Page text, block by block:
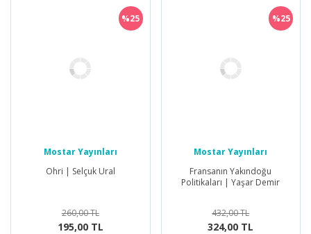
%25
Mostar Yayınları
Ohri | Selçuk Ural
260,00 TL
195,00 TL
%25
Mostar Yayınları
Fransanın Yakındoğu
Politikaları | Yaşar Demir
432,00 TL
324,00 TL